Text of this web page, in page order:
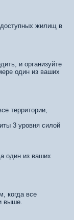
доступных жилищ в
и организуйте
один из ваших
территории,
3 уровня силой
один из ваших
когда все
выше.